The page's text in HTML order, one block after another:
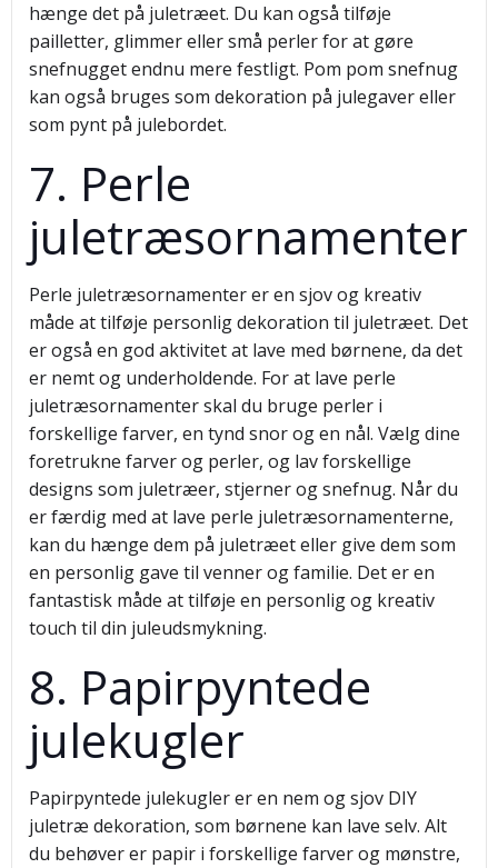
hænge det på juletræet. Du kan også tilføje
pailletter, glimmer eller små perler for at gøre
snefnugget endnu mere festligt. Pom pom snefnug
kan også bruges som dekoration på julegaver eller
som pynt på julebordet.
7. Perle
juletræsornamenter
Perle juletræsornamenter er en sjov og kreativ
måde at tilføje personlig dekoration til juletræet. Det
er også en god aktivitet at lave med børnene, da det
er nemt og underholdende. For at lave perle
juletræsornamenter skal du bruge perler i
forskellige farver, en tynd snor og en nål. Vælg dine
foretrukne farver og perler, og lav forskellige
designs som juletræer, stjerner og snefnug. Når du
er færdig med at lave perle juletræsornamenterne,
kan du hænge dem på juletræet eller give dem som
en personlig gave til venner og familie. Det er en
fantastisk måde at tilføje en personlig og kreativ
touch til din juleudsmykning.
8. Papirpyntede
julekugler
Papirpyntede julekugler er en nem og sjov DIY
juletræ dekoration, som børnene kan lave selv. Alt
du behøver er papir i forskellige farver og mønstre,